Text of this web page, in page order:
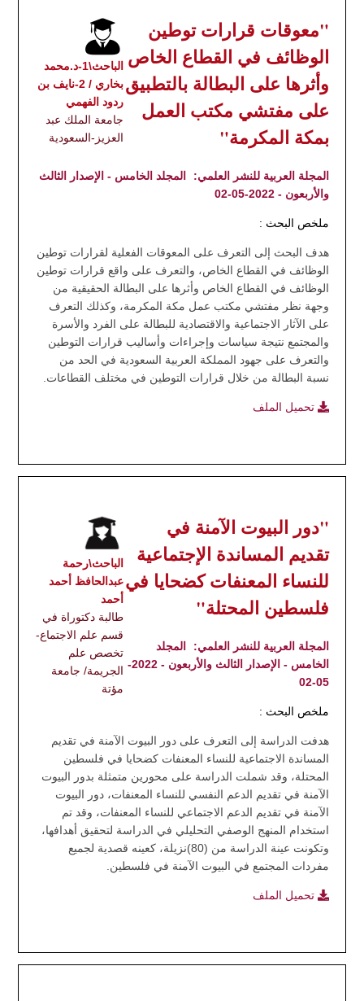
الباحث\1-د.محمد
بخاري / 2-نايف بن
ردود الفهمي
جامعة الملك عبد
العزيز-السعودية
"معوقات قرارات توطين
الوظائف في القطاع الخاص
وأثرها على البطالة بالتطبيق
على مفتشي مكتب العمل
بمكة المكرمة"
المجلة العربية للنشر العلمي:
المجلد الخامس - الإصدار الثالث
والأربعون - 2022-05-02
ملخص البحث :
هدف البحث إلى التعرف على المعوقات الفعلية لقرارات توطين
الوظائف في القطاع الخاص، والتعرف على واقع قرارات توطين
الوظائف في القطاع الخاص وأثرها على البطالة الحقيقية من
وجهة نظر مفتشي مكتب عمل مكة المكرمة، وكذلك التعرف
على الآثار الاجتماعية والاقتصادية للبطالة على الفرد والأسرة
والمجتمع نتيجة سياسات وإجراءات وأساليب قرارات التوطين
والتعرف على جهود المملكة العربية السعودية في الحد من
نسبة البطالة من خلال قرارات التوطين في مختلف القطاعات.
تحميل الملف
الباحث\رحمة
عبدالحافظ أحمد
أحمد
طالبة دكتوراة في
قسم علم الاجتماع-
تخصص علم
الجريمة/ جامعة
مؤتة
"دور البيوت الآمنة في
تقديم المساندة الإجتماعية
للنساء المعنفات كضحايا في
فلسطين المحتلة"
المجلة العربية للنشر العلمي:
المجلد
الخامس - الإصدار الثالث والأربعون - 2022-
05-02
ملخص البحث :
هدفت الدراسة إلى التعرف على دور البيوت الآمنة في تقديم
المساندة الاجتماعية للنساء المعنفات كضحايا في فلسطين
المحتلة، وقد شملت الدراسة على محورين متمثلة بدور البيوت
الآمنة في تقديم الدعم النفسي للنساء المعنفات، دور البيوت
الآمنة في تقديم الدعم الاجتماعي للنساء المعنفات، وقد تم
استخدام المنهج الوصفي التحليلي في الدراسة لتحقيق أهدافها،
وتكونت عينة الدراسة من (80)نزيلة، كعينه قصدية لجميع
مفردات المجتمع في البيوت الآمنة في فلسطين.
تحميل الملف